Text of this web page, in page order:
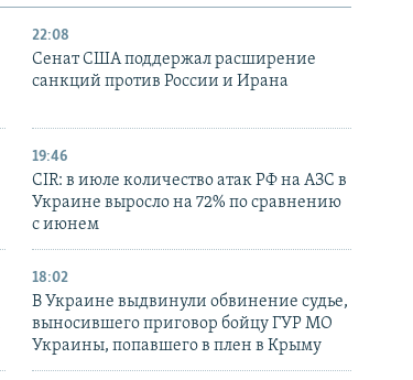
22:08
Сенат США поддержал расширение
санкций против России и Ирана
19:46
CIR: в июле количество атак РФ на АЗС в
Украине выросло на 72% по сравнению
с июнем
18:02
В Украине выдвинули обвинение судье,
выносившего приговор бойцу ГУР МО
Украины, попавшего в плен в Крыму